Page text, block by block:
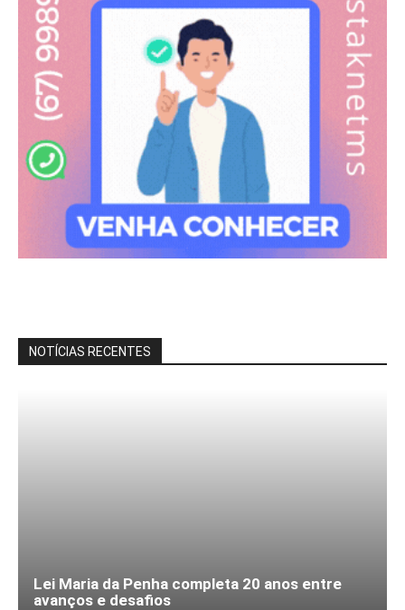
NOTÍCIAS RECENTES
Lei Maria da Penha completa 20 anos entre
avanços e desafios